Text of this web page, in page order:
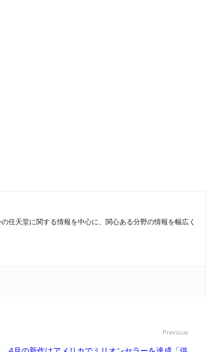
任天堂に関する情報を中心に、関心ある分野の情報を幅広く
Previous